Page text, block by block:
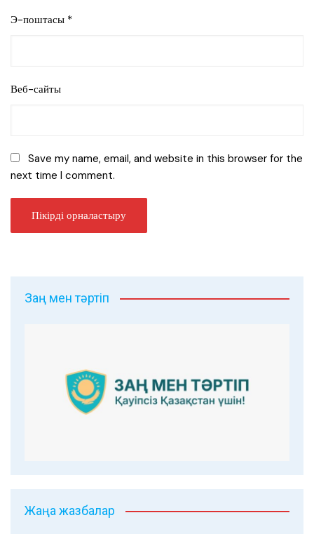
Э-поштасы *
Веб-сайты
Save my name, email, and website in this browser for the
next time I comment.
Заң мен тәртіп
Жаңа жазбалар